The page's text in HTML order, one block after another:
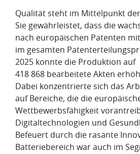
Qualität steht im Mittelpunkt der
Sie gewährleistet, dass die
nach europäischen Patenten
im gesamten
2025 konnte die Produktion auf
418 868 bearbeitete Akten
Dabei konzentrierte sich das
auf Bereiche, die die
Wettbewerbsfähigkeit
Digitaltechnologien und
Befeuert durch die rasante
Batteriebereich war auch im